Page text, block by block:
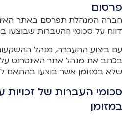
פרסום
חברה המנהלת תפרסם באתר
דווח על סכומי ההעברות שבוצעו
עם ביצוע ההעברה, מנהל
בכתב את מנהל אתר האינטרנט
שלא במזומן אשר בוצעו בהתאם
סכומי העברות של זכויות
במזומן